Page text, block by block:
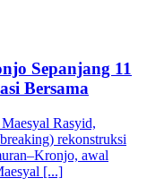
Sepanjang 11
Bersama
Rasyid,
rekonstruksi
awal
[...]